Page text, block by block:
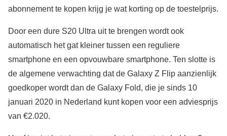
abonnement te kopen krijg je wat korting op de toestelprijs.
Door een dure S20 Ultra uit te brengen wordt ook
automatisch het gat kleiner tussen een reguliere
smartphone en een opvouwbare smartphone. Ten slotte is
de algemene verwachting dat de Galaxy Z Flip aanzienlijk
goedkoper wordt dan de Galaxy Fold, die je sinds 10
januari 2020 in Nederland kunt kopen voor een adviesprijs
van €2.020.